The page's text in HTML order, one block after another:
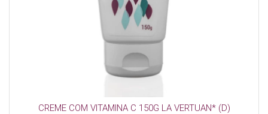
CREME COM VITAMINA C 150G LA VERTUAN* (D)